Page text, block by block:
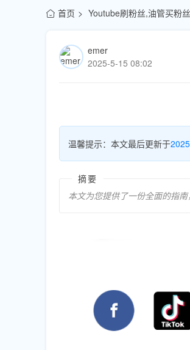
首页 Youtube刷粉丝,油管买粉
emer
2025-5-15 08:02
温馨提示：本文最后更新于
摘要
本文为您提供了一份全面的指